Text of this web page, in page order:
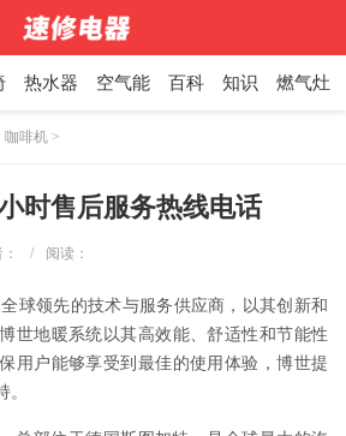
热水器 空气能 百科 知识 燃气灶
咖啡机 >
时售后服务热线电话
/ 阅读：
球领先的技术与服务供应商，以其创新和
世地暖系统以其高效能、舒适性和节能性
用户能够享受到最佳的使用体验，博世提